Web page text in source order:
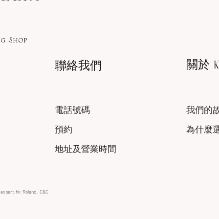
Shop
聯絡我們 關於
電話號碼
預約
我們的
為什麼
地址及營業時間
Roland , C&C